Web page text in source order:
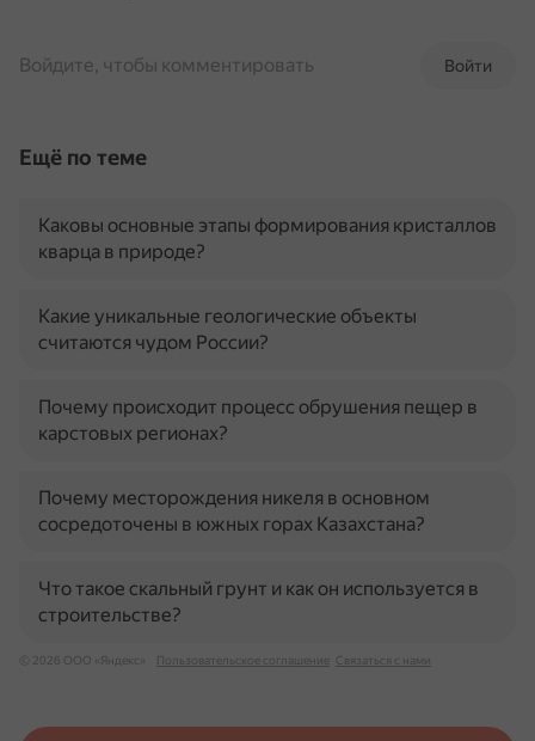
Войти
Войдите, чтобы комментировать
Ещё по теме
Каковы основные этапы формирования кристаллов
кварца в природе?
Какие уникальные геологические объекты
считаются чудом России?
Почему происходит процесс обрушения пещер в
карстовых регионах?
Почему месторождения никеля в основном
сосредоточены в южных горах Казахстана?
Что такое скальный грунт и как он используется в
строительстве?
© 2026 ООО «Яндекс» Пользовательское соглашение Связаться с нами